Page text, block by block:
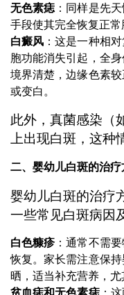
无色素痣：同样是先
手段使其完全恢复正常
白癜风 ：这是一种相
胞功能消失引起，全
境界清楚，边缘色素
或变白。
此外，真菌感染（
上出现白斑，这种
二、婴幼儿白斑的治疗
婴幼儿白斑的治疗
一些常见白斑病因
白色糠疹：通常不需
恢复。家长需注意保
晒，适当补充营养，尤
贫血痣和无色素痣：这